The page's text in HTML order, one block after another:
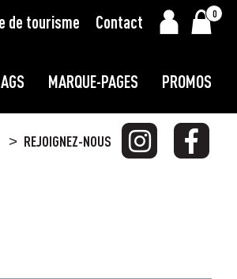
de tourisme Contact 0
MARQUE-PAGES PROMOS
> REJOIGNEZ-NOUS